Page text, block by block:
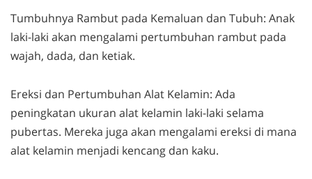
Tumbuhnya Rambut pada Kemaluan dan Tubuh: Anak
laki-laki akan mengalami pertumbuhan rambut pada
wajah, dada, dan ketiak.
Ereksi dan Pertumbuhan Alat Kelamin: Ada
peningkatan ukuran alat kelamin laki-laki selama
pubertas. Mereka juga akan mengalami ereksi di mana
alat kelamin menjadi kencang dan kaku.